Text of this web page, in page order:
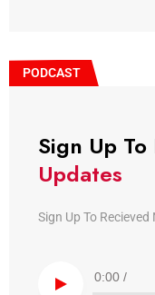
PODCAST
Sign Up
Updates
Sign Up To Recieved
0:00 /